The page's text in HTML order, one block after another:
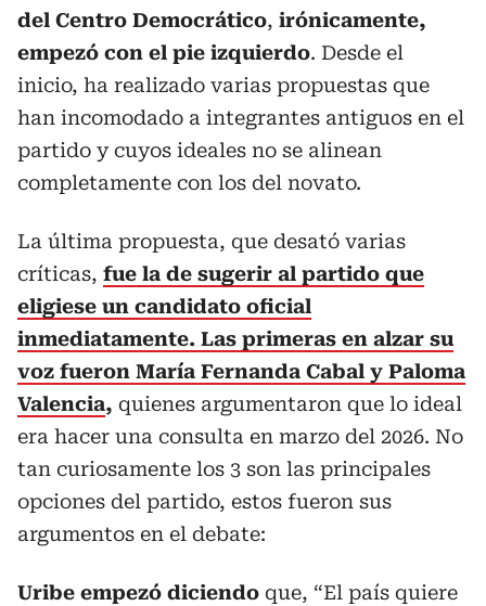
del Centro Democrático, irónicamente,
empezó con el pie izquierdo. Desde el
inicio, ha realizado varias propuestas que
han incomodado a integrantes antiguos en el
partido y cuyos ideales no se alinean
completamente con los del novato.
La última propuesta, que desató varias
críticas, fue la de sugerir al partido que
eligiese un candidato oficial
inmediatamente. Las primeras en alzar su
voz fueron María Fernanda Cabal y Paloma
Valencia, quienes argumentaron que lo ideal
era hacer una consulta en marzo del 2026. No
tan curiosamente los 3 son las principales
opciones del partido, estos fueron sus
argumentos en el debate:
Uribe empezó diciendo que, “El país quiere